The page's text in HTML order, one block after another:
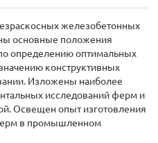
железобетонных
основные положения
определению оптимальных
конструктивных
Изложены наиболее
исследований ферм и
Освещен опыт изготовления
в промышленном